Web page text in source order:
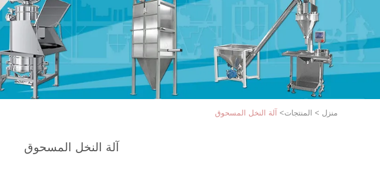
منزل > المنتجات> آلة النخل المسحوق
آلة النخل المسحوق